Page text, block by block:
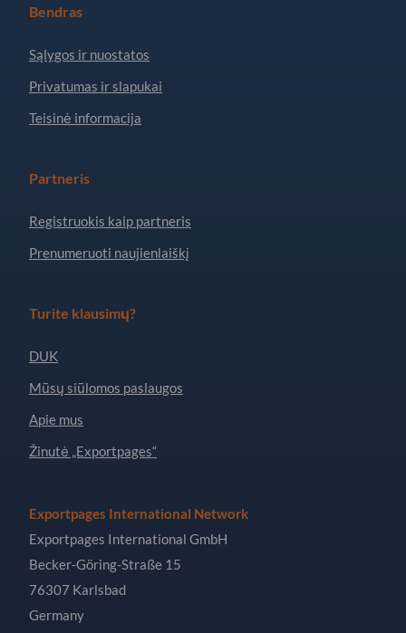
Bendras
Sąlygos ir nuostatos
Privatumas ir slapukai
Teisinė informacija
Partneris
Registruokis kaip partneris
Prenumeruoti naujienlaiškį
Turite klausimų?
DUK
Mūsų siūlomos paslaugos
Apie mus
Žinutė „Exportpages“
Exportpages International Network
Exportpages International GmbH
Becker-Göring-Straße 15
76307 Karlsbad
Germany